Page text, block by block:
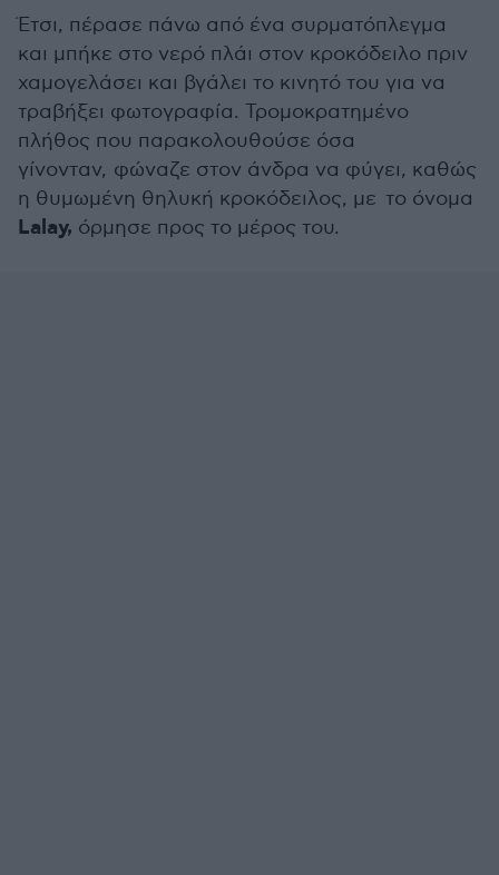
Έτσι, πέρασε πάνω από ένα συρματόπλεγμα
και μπήκε στο νερό πλάι στον κροκόδειλο πριν
χαμογελάσει και βγάλει το κινητό του για να
τραβήξει φωτογραφία. Τρομοκρατημένο
πλήθος που παρακολουθούσε όσα
γίνονταν, φώναζε στον άνδρα να φύγει, καθώς
η θυμωμένη θηλυκή κροκόδειλος, με το όνομα
Lalay, όρμησε προς το μέρος του.